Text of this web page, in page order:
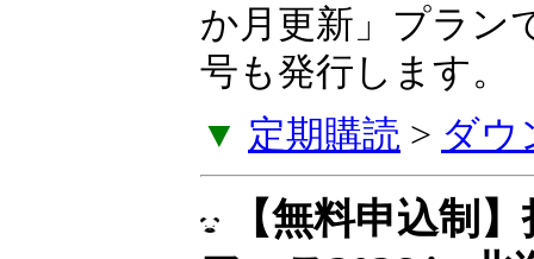
生氏が、いま注目
などを毎月解説す
に発売。「6か月
に特別レター号も
▼
定期購読>ダウ